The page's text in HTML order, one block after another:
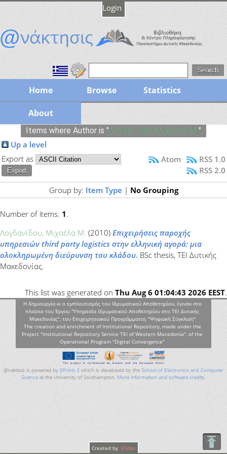
Login
Home Browse Statistics
About
Items where Author is "Λογδανίδου, Μιχαέλα Μ. "
Up a level
Export as
Atom
RSS 1.0
RSS 2.0
Group by: Item Type | No Grouping
Number of items: 1.
Λογδανίδου, Μιχαέλα Μ. (2010) Επιχειρήσεις παροχής
υπηρεσιών third party logistics στην ελληνική αγορά: μια
ολοκληρωμένη διεύρυνση του κλάδου. BSc thesis, ΤΕΙ Δυτικής
Μακεδονίας.
This list was generated on Thu Aug 6 01:04:43 2026 EEST.
Η δημιουργία κι ο εμπλουτισμός του Ιδρυματικού Αποθετηρίου, έγιναν στο
πλαίσιο του Έργου "Υπηρεσία Ιδρυματικού Αποθετηρίου στο ΤΕΙ Δυτικής
Μακεδονίας", του Επιχειρησιακού Προγράμματος "Ψηφιακή Σύγκλιση"
The creation and enrichment of Institutional Repository, made under the
Project "Institutional Repository Service TEI of Western Macedonia", of the
Operational Program "Digital Convergence"
@naktisis is powered by EPrints 3 which is developed by the School of Electronics and Computer
Science at the University of Southampton. More information and software credits.
Created by Elidoc